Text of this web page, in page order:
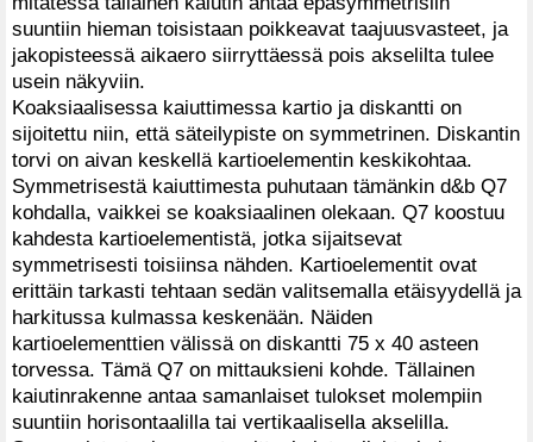
suuntiin hieman toisistaan poikkeavat taajuusvasteet, ja
jakopisteessä aikaero siirryttäessä pois akselilta tulee
usein näkyviin.
Koaksiaalisessa kaiuttimessa kartio ja diskantti on
sijoitettu niin, että säteilypiste on symmetrinen. Diskantin
torvi on aivan keskellä kartioelementin keskikohtaa.
Symmetrisestä kaiuttimesta puhutaan tämänkin d&b Q7
kohdalla, vaikkei se koaksiaalinen olekaan. Q7 koostuu
kahdesta kartioelementistä, jotka sijaitsevat
symmetrisesti toisiinsa nähden. Kartioelementit ovat
erittäin tarkasti tehtaan sedän valitsemalla etäisyydellä ja
harkitussa kulmassa keskenään. Näiden
kartioelementtien välissä on diskantti 75 x 40 asteen
torvessa. Tämä Q7 on mittauksieni kohde. Tällainen
kaiutinrakenne antaa samanlaiset tulokset molempiin
suuntiin horisontaalilla tai vertikaalisella akselilla.